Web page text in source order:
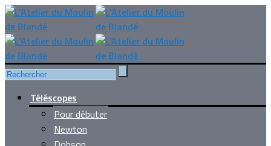
Téléscopes
Pour débuter
Newton